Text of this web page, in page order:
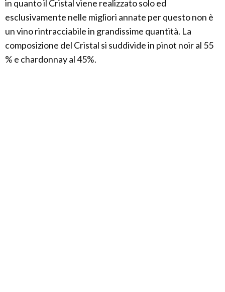
in quanto il Cristal viene realizzato solo ed
esclusivamente nelle migliori annate per questo non è
un vino rintracciabile in grandissime quantità. La
composizione del Cristal si suddivide in pinot noir al 55
% e chardonnay al 45%.